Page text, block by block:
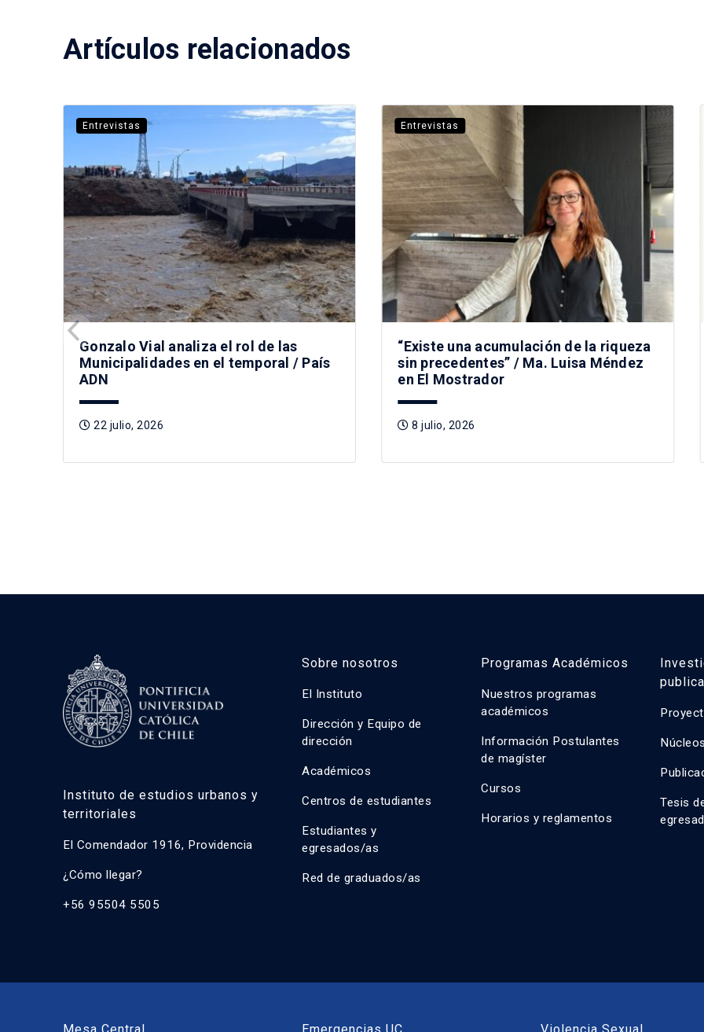
Artículos relacionados
Entrevistas
Gonzalo Vial analiza el rol de las
Municipalidades en el temporal / País
ADN
22 julio, 2026
Entrevistas
“Existe una acumulación de la riqueza
sin precedentes” / Ma. Luisa Méndez
en El Mostrador
8 julio, 2026
Instituto de estudios urbanos y
territoriales
El Comendador 1916, Providencia
¿Cómo llegar?
+56 95504 5505
Sobre nosotros
El Instituto
Dirección y Equipo de
dirección
Académicos
Centros de estudiantes
Estudiantes y
egresados/as
Red de graduados/as
Programas Académicos
Nuestros programas
académicos
Información Postulantes
de magíster
Cursos
Horarios y reglamentos
Tesis